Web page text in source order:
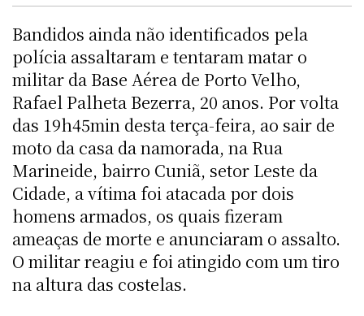
Bandidos ainda não identificados pela
polícia assaltaram e tentaram matar o
militar da Base Aérea de Porto Velho,
Rafael Palheta Bezerra, 20 anos. Por volta
das 19h45min desta terça-feira, ao sair de
moto da casa da namorada, na Rua
Marineide, bairro Cuniã, setor Leste da
Cidade, a vítima foi atacada por dois
homens armados, os quais fizeram
ameaças de morte e anunciaram o assalto.
O militar reagiu e foi atingido com um tiro
na altura das costelas.